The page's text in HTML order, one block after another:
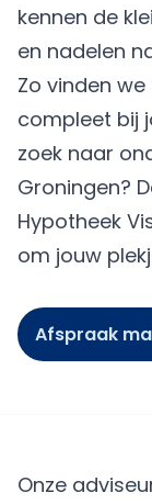
kennen de
en nadelen
Zo vinden
compleet bij
zoek naar
Groningen?
Hypotheek
om jouw
Afspraak
Onze